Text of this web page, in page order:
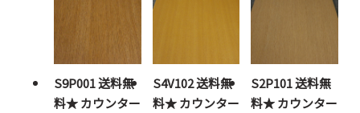
S9P001 送料無
料★ カウンター
S4V102 送料無
料★ カウンター
S2P101 送料無
料★ カウンター